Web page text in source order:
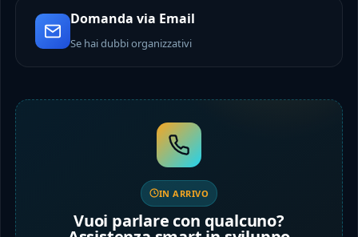
Domanda via Email
Se hai dubbi organizzativi
IN ARRIVO
Vuoi parlare con qualcuno?